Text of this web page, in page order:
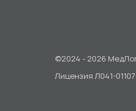
Лицензия Л041-
©2024 - 2026